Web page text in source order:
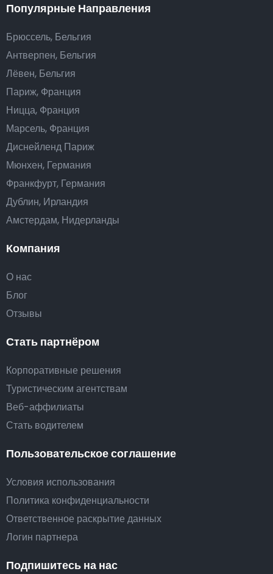
Компания
О нас
Блог
Отзывы
Стать партнёром
Корпоративные решения
Туристическим агентствам
Веб-аффилиаты
Стать водителем
Пользовательское соглашение
Условия использования
Политика конфиденциальности
Ответственное раскрытие данных
Логин партнера
Популярные Направления
Брюссель, Бельгия
Антверпен, Бельгия
Лёвен, Бельгия
Париж, Франция
Ницца, Франция
Марсель, Франция
Диснейленд Париж
Мюнхен, Германия
Франкфурт, Германия
Дублин, Ирландия
Амстердам, Нидерланды
Подпишитесь на нас